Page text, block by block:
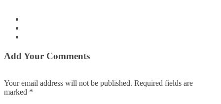
Add Your Comments
Your email address will not be published. Required fields are
marked *